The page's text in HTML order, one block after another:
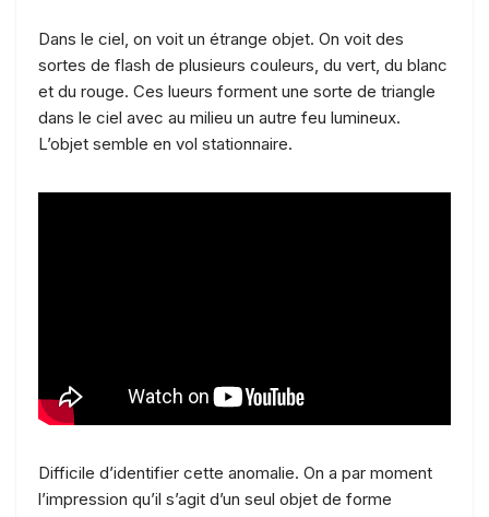
Dans le ciel, on voit un étrange objet. On voit des
sortes de flash de plusieurs couleurs, du vert, du blanc
et du rouge. Ces lueurs forment une sorte de triangle
dans le ciel avec au milieu un autre feu lumineux.
L’objet semble en vol stationnaire.
Difficile d’identifier cette anomalie. On a par moment
l’impression qu’il s’agit d’un seul objet de forme